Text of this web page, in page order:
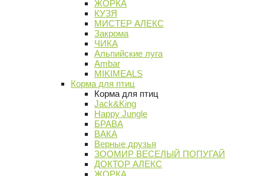
ЖОРКА
КУЗЯ
МИСТЕР АЛЕКС
Закрома
ЧИКА
Альпийские луга
Ambar
MIKIMEALS
Корма для птиц
Корма для птиц
Jack&King
Happy Jungle
БРАВА
ВАКА
Верные друзья
ЗООМИР ВЕСЕЛЫЙ ПОПУГАЙ
ДОКТОР АЛЕКС
ЖОРКА